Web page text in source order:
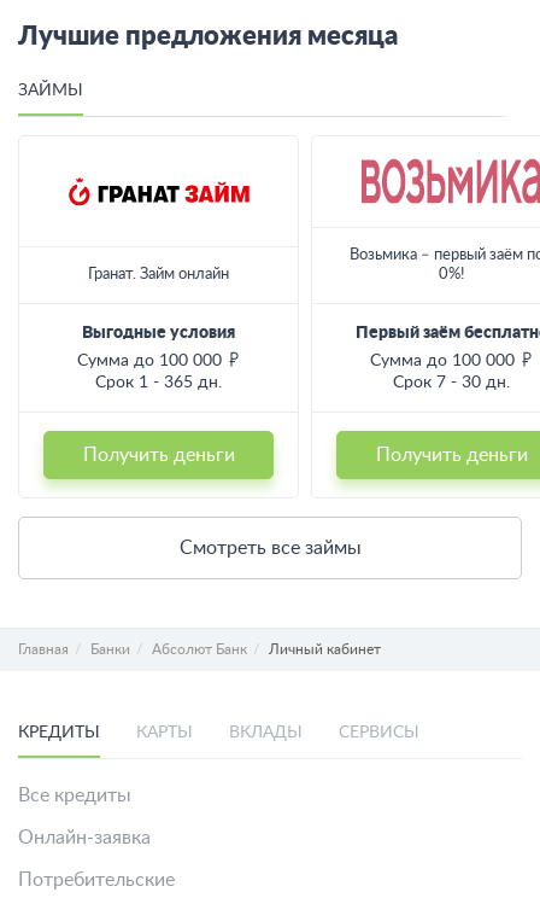
Лучшие предложения месяца
ЗАЙМЫ
Гранат. Займ онлайн
Выгодные условия
Сумма до 100 000
Срок 1 - 365 дн.
Получить деньги
Возьмика – первый заём
0%!
Первый заём
Сумма до 100 000
Срок 7 - 30 дн.
Получить деньги
Смотреть все займы
Главная Банки Абсолют Банк Личный кабинет
КРЕДИТЫ КАРТЫ ВКЛАДЫ СЕРВИСЫ
Все кредиты
Онлайн-заявка
Потребительские